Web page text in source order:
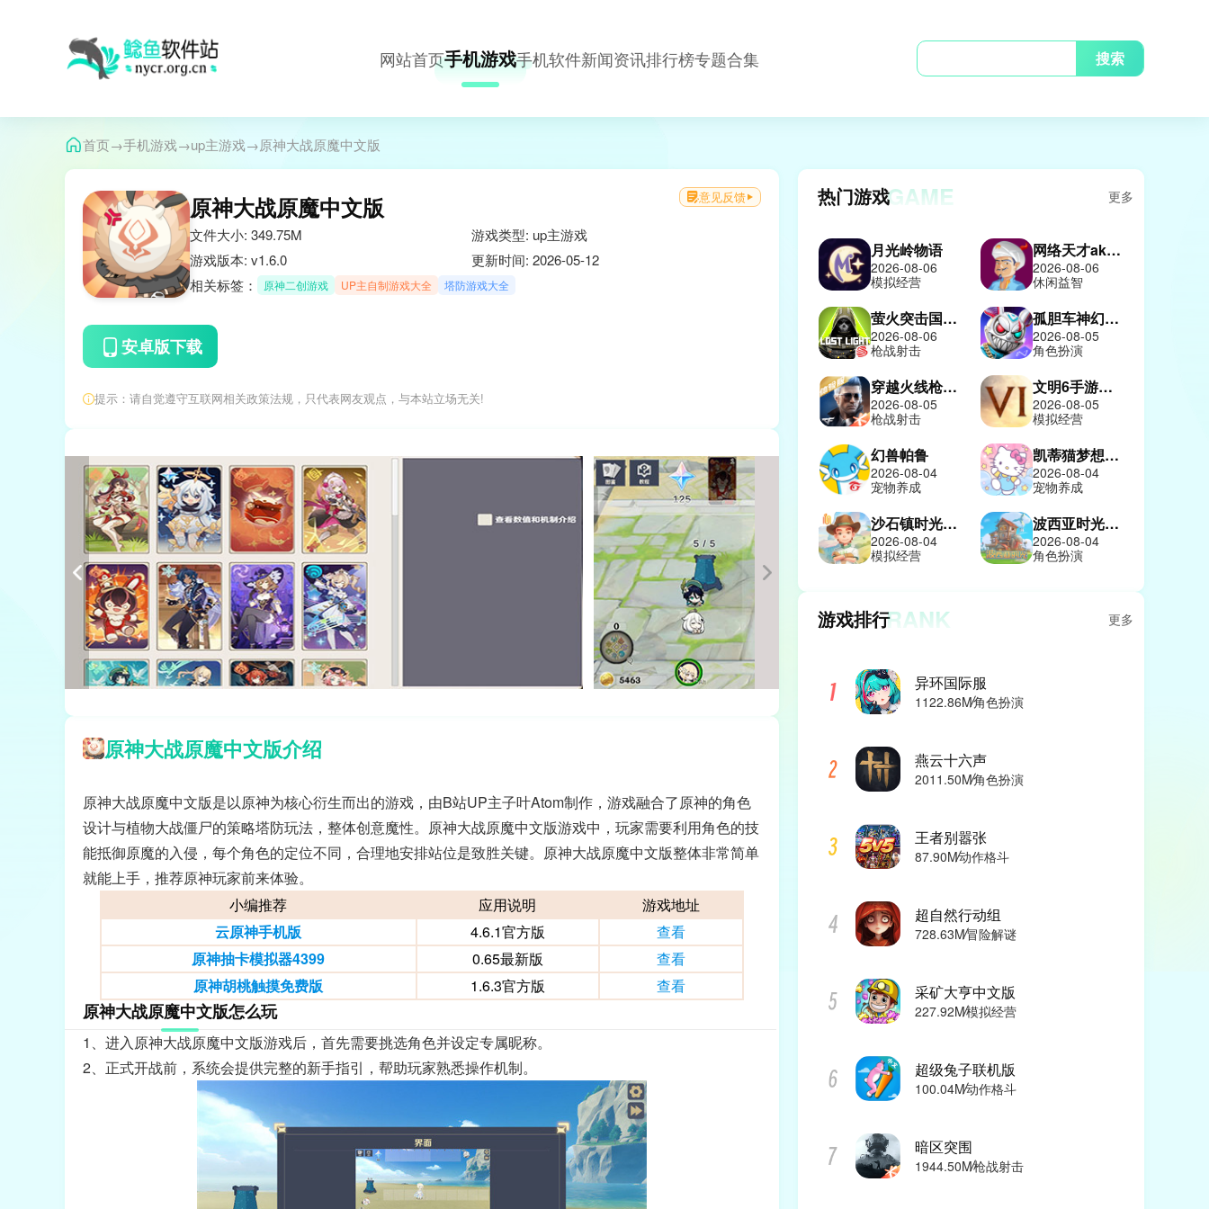
网站首页手机游戏手机软件新闻资讯排行榜专题合集 搜索
首页→手机游戏→up主游戏→原神大战原魔中文版
意见反馈
原神大战原魔中文版
文件大小: 349.75M
游戏类型: up主游戏
游戏版本: v1.6.0
更新时间: 2026-05-12
相关标签：
原神二创游戏 UP主自制游戏大全 塔防游戏大全
安卓版下载
提示：请自觉遵守互联网相关政策法规，只代表网友观点，与本站立场无关!
原神大战原魔中文版介绍
原神大战原魔中文版是以原神为核心衍生而出的游戏，由B站UP主子叶Atom制作，游戏融合了原神的角色
设计与植物大战僵尸的策略塔防玩法，整体创意魔性。原神大战原魔中文版游戏中，玩家需要利用角色的技
能抵御原魔的入侵，每个角色的定位不同，合理地安排站位是致胜关键。原神大战原魔中文版整体非常简单
就能上手，推荐原神玩家前来体验。
小编推荐
应用说明
游戏地址
云原神手机版
4.6.1官方版
查看
原神抽卡模拟器4399
0.65最新版
查看
原神胡桃触摸免费版
1.6.3官方版 查看
原神大战原魔中文版怎么玩
1、进入原神大战原魔中文版游戏后，首先需要挑选角色并设定专属昵称。
2、正式开战前，系统会提供完整的新手指引，帮助玩家熟悉操作机制。
热门游戏GAME 更多
月光岭物语
2026-08-06
模拟经营
网络天才akinatour
2026-08-06
休闲益智
萤火突击国际服
2026-08-06
枪战射击
孤胆车神幻影城
2026-08-05
角色扮演
穿越火线枪战王者体验服
2026-08-05
枪战射击
文明6手游中文版
2026-08-05
模拟经营
幻兽帕鲁
2026-08-04
宠物养成
凯蒂猫梦想商店
2026-08-04
宠物养成
沙石镇时光中文版
2026-08-04
模拟经营
波西亚时光手机版
2026-08-04
角色扮演
游戏排行RANK 更多
异环国际服
1122.86M角色扮演
燕云十六声
2011.50M角色扮演
王者别嚣张
87.90M动作格斗
超自然行动组
728.63M冒险解谜
采矿大亨中文版
227.92M模拟经营
超级兔子联机版
100.04M动作格斗
暗区突围
1944.50M枪战射击